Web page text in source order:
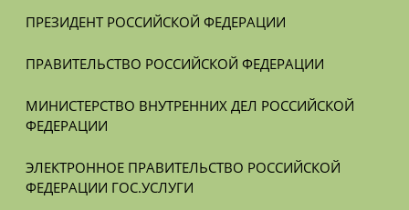
ПРЕЗИДЕНТ РОССИЙСКОЙ ФЕДЕРАЦИИ
ПРАВИТЕЛЬСТВО РОССИЙСКОЙ ФЕДЕРАЦИИ
МИНИСТЕРСТВО ВНУТРЕННИХ ДЕЛ РОССИЙСКОЙ
ФЕДЕРАЦИИ
ЭЛЕКТРОННОЕ ПРАВИТЕЛЬСТВО РОССИЙСКОЙ
ФЕДЕРАЦИИ ГОС.УСЛУГИ